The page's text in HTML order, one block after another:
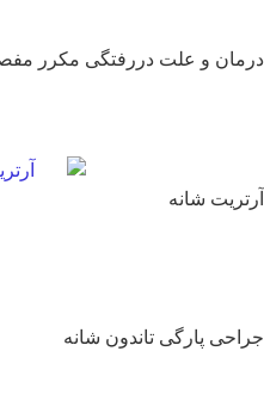
و علت دررفتگی مکرر
شانه
پارگی تاندون شانه